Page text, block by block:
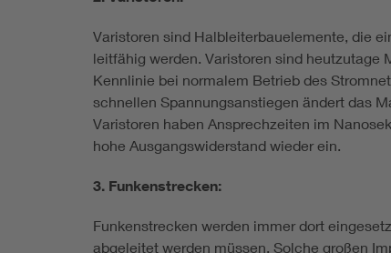
Varistoren sind Halbleiterbauelemente, die
leitfähig werden. Varistoren sind
Kennlinie bei normalem Betrieb des
schnellen Spannungsanstiegen ändert das
Varistoren haben Ansprechzeiten im
hohe Ausgangswiderstand wieder ein.
3. Funkenstrecken:
Funkenstrecken werden immer dort
abgeleitet werden müssen. Solche großen